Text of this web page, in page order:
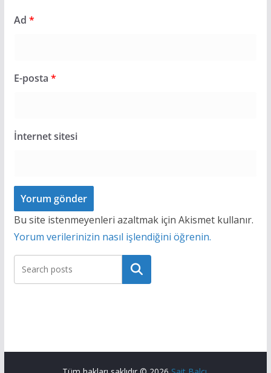
Ad *
E-posta *
İnternet sitesi
Bu site istenmeyenleri azaltmak için Akismet kullanır.
Yorum verilerinizin nasıl işlendiğini öğrenin.
Ara